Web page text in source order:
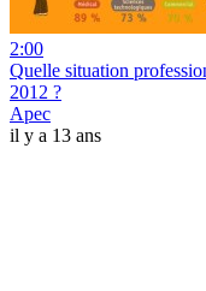
2:00
Quelle situation
2012 ?
Apec
il y a 13 ans